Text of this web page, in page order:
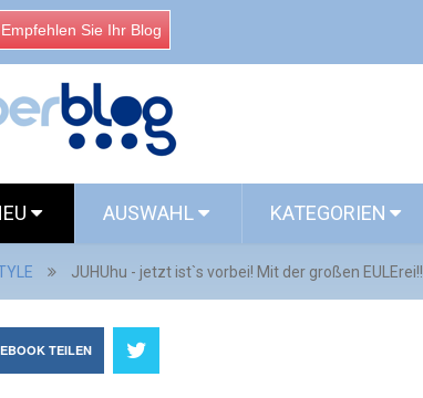
Empfehlen Sie Ihr Blog
AUSWAHL KATEGORIEN
JUHUhu - jetzt ist`s vorbei! Mit der großen EULErei!!
TEILEN